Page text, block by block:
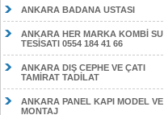
ANKARA BADANA USTASI
ANKARA HER MARKA KOMBİ SU
TESİSATI 0554 184 41 66
ANKARA DIŞ CEPHE VE ÇATI
TAMİRAT TADİLAT
ANKARA PANEL KAPI MODEL VE
MONTAJ